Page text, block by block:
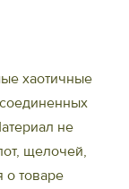
хаотичные
не
щелочей,
о товаре